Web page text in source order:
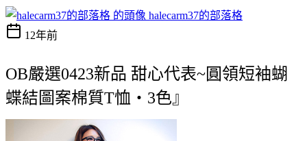
halecarm37的部落格
12年前
OB嚴選0423新品 甜心代表~圓領短袖蝴
蝶結圖案棉質T恤‧3色』